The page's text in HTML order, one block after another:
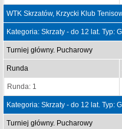
WTK Skrzatów, Krzycki Klub
Kategoria: Skrzaty - do 12 lat. Typ:
Turniej główny. Pucharowy
Runda
Runda: 1
Kategoria: Skrzaty - do 12 lat. Typ:
Turniej główny. Pucharowy